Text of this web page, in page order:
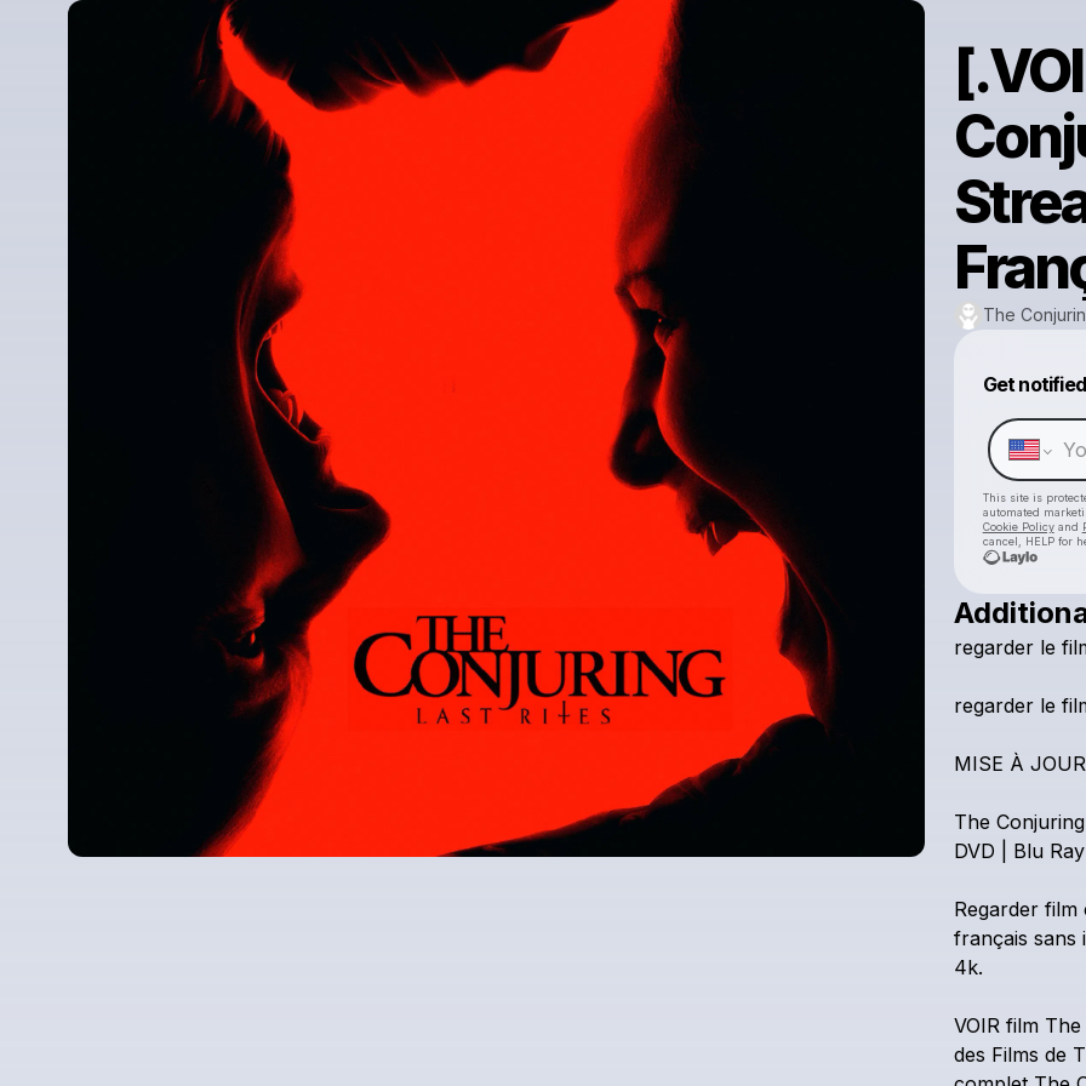
The
Get notified
This site is
automated
Cookie Policyand
cancel, HELP for
regarder le
regarder le
MISE À JOUR
The Conjuring
DVD
Blu Ray
Regarder film
français sans
4k.
VOIR film The
des Films de